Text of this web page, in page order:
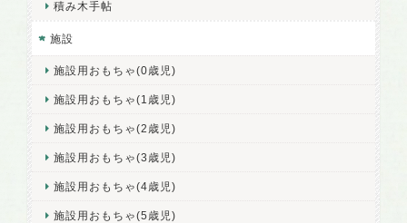
積み木手帖
施設
施設用おもちゃ(0歳児)
施設用おもちゃ(1歳児)
施設用おもちゃ(2歳児)
施設用おもちゃ(3歳児)
施設用おもちゃ(4歳児)
施設用おもちゃ(5歳児)